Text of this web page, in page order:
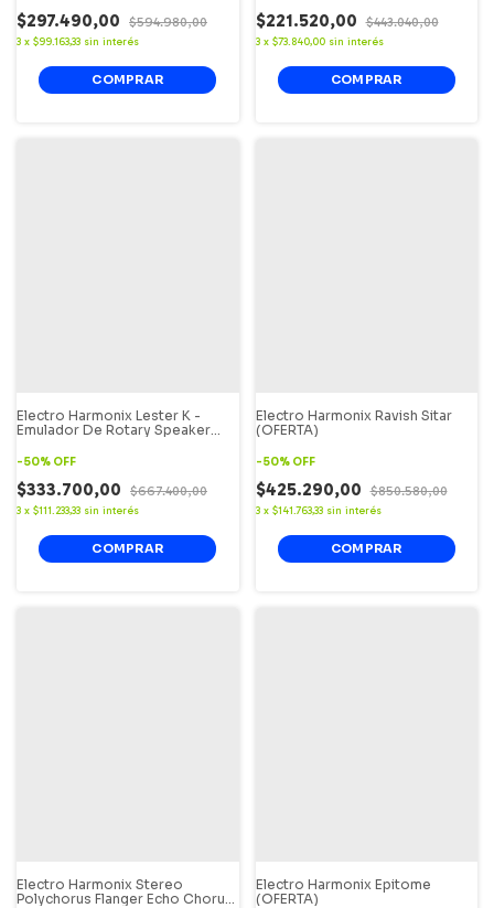
$297.490,00 $594.980,00
3 x $99.163,33 sin interés
$221.520,00 $443.040,00
3 x $73.840,00 sin interés
Electro Harmonix Lester K -
Emulador De Rotary Speaker
-50% OFF
$333.700,00 $667.400,00
3 x $111.233,33 sin interés
Electro Harmonix Ravish Sitar
(OFERTA)
-50% OFF
$425.290,00 $850.580,00
3 x $141.763,33 sin interés
Electro Harmonix Stereo
Polychorus Flanger Echo Chorus
Electro Harmonix Epitome
(OFERTA)